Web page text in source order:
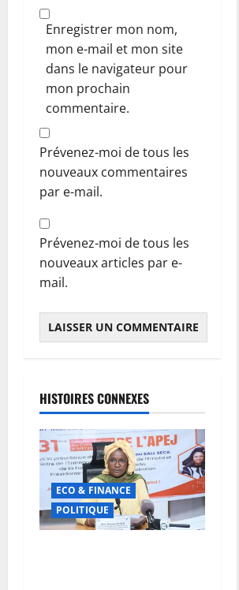
Enregistrer mon nom,
mon e-mail et mon site
dans le navigateur pour
mon prochain
commentaire.
Prévenez-moi de tous les
nouveaux commentaires
par e-mail.
Prévenez-moi de tous les
nouveaux articles par e-
mail.
HISTOIRES CONNEXES
ECO & FINANCE
POLITIQUE